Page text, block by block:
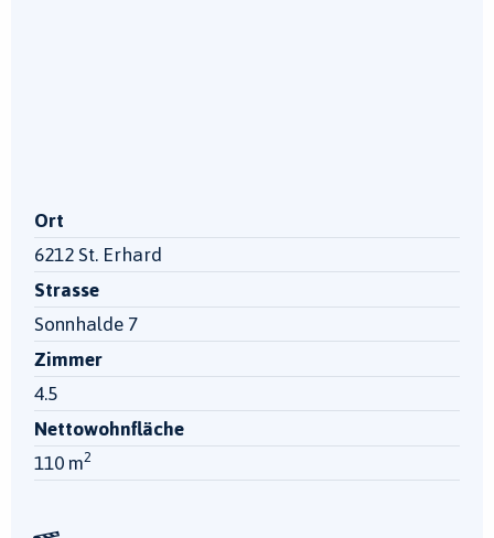
Ort
6212 St. Erhard
Strasse
Sonnhalde 7
Zimmer
4.5
Nettowohnfläche
110 m2